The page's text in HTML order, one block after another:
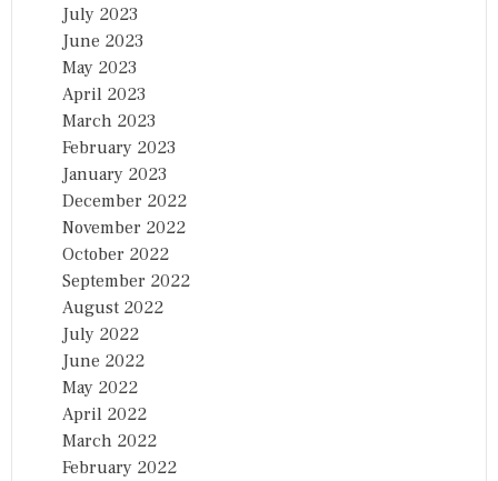
July 2023
June 2023
May 2023
April 2023
March 2023
February 2023
January 2023
December 2022
November 2022
October 2022
September 2022
August 2022
July 2022
June 2022
May 2022
April 2022
March 2022
February 2022